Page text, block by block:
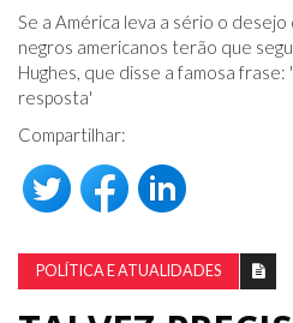
Se a América leva a sério o
negros americanos terão que
Hughes, que disse a famosa
resposta'
Compartilhar:
POLÍTICA E ATUALIDADES